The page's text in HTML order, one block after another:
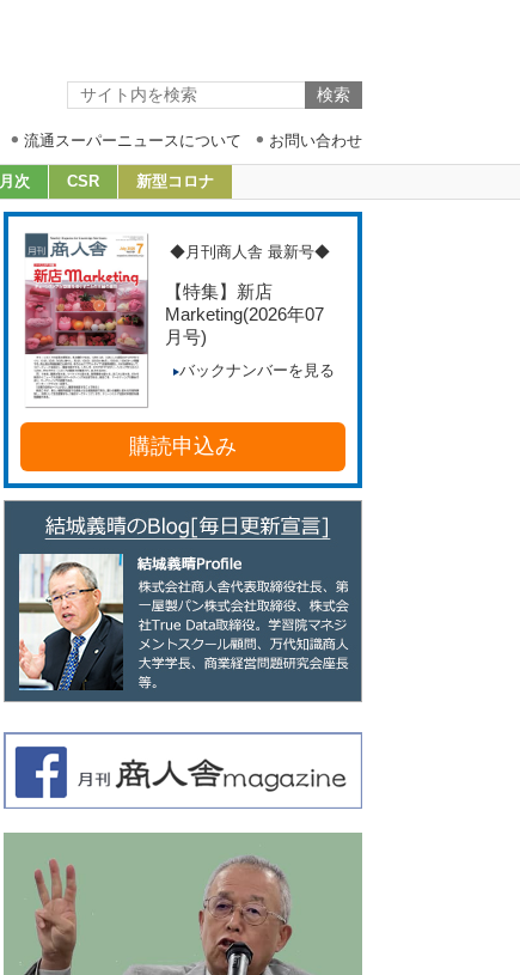
流通スーパーニュースについて お問い合わせ
月次 CSR 新型コロナ
◆月刊商人舎 最新号◆
【特集】新店
Marketing(2026年07
月号)
バックナンバーを見る
購読申込み